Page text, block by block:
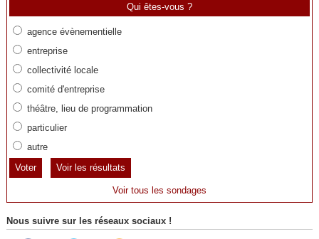
Qui êtes-vous ?
agence évènementielle
entreprise
collectivité locale
comité d'entreprise
théâtre, lieu de programmation
particulier
autre
Voir les résultats
Voir tous les sondages
Nous suivre sur les réseaux sociaux !